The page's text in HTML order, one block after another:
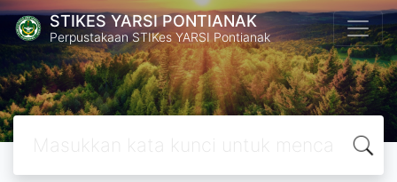
STIKES YARSI PONTIANAK
Perpustakaan STIKes YARSI Pontianak